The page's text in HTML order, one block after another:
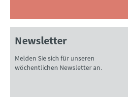
Newsletter
Melden Sie sich für unseren
wöchentlichen Newsletter an.